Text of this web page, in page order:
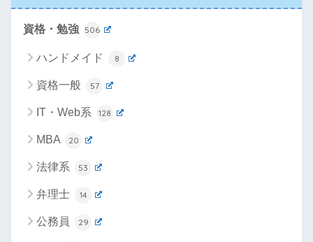
資格・勉強 506
ハンドメイド 8
資格一般 57
IT・Web系 128
MBA 20
法律系 53
弁理士 14
公務員 29